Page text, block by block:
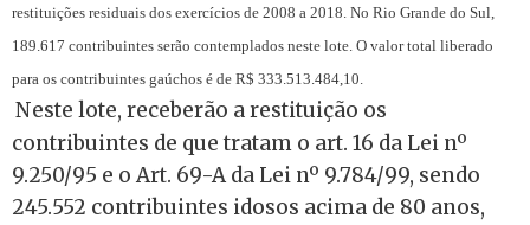
restituições residuais dos exercícios de 2008 a 2018. No Rio Grande do Sul,
189.617 contribuintes serão contemplados neste lote. O valor total liberado
para os contribuintes gaúchos é de R$ 333.513.484,10.
Neste lote, receberão a restituição os
contribuintes de que tratam o art. 16 da Lei nº
9.250/95 e o Art. 69-A da Lei nº 9.784/99, sendo
245.552 contribuintes idosos acima de 80 anos,